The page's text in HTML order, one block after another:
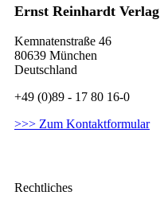
Ernst Reinhardt Verlag
Kemnatenstraße 46
80639 München
Deutschland
+49 (0)89 - 17 80 16-0
>>> Zum Kontaktformular
Rechtliches